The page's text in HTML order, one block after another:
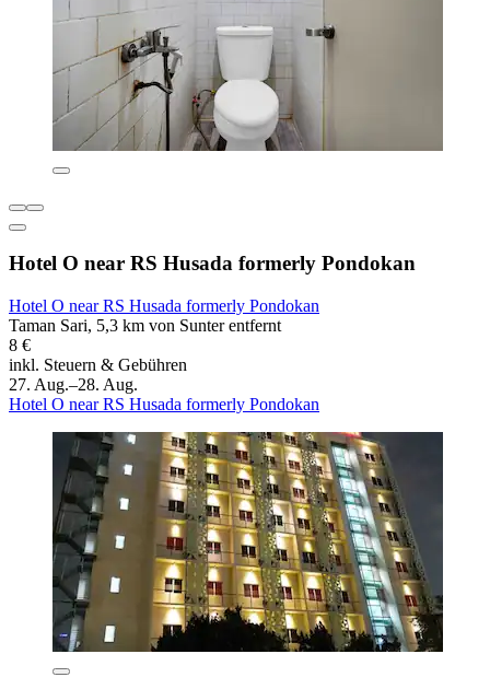
Hotel O near RS Husada formerly Pondokan
Hotel O near RS Husada formerly Pondokan
Taman Sari, 5,3 km von Sunter entfernt
8 €
inkl. Steuern & Gebühren
27. Aug.–28. Aug.
Hotel O near RS Husada formerly Pondokan